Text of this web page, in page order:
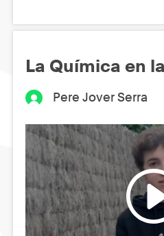
La Química en
Pere Jover Serra